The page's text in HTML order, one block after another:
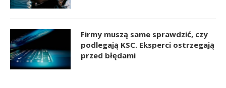
Firmy muszą same sprawdzić, czy
podlegają KSC. Eksperci ostrzegają
przed błędami